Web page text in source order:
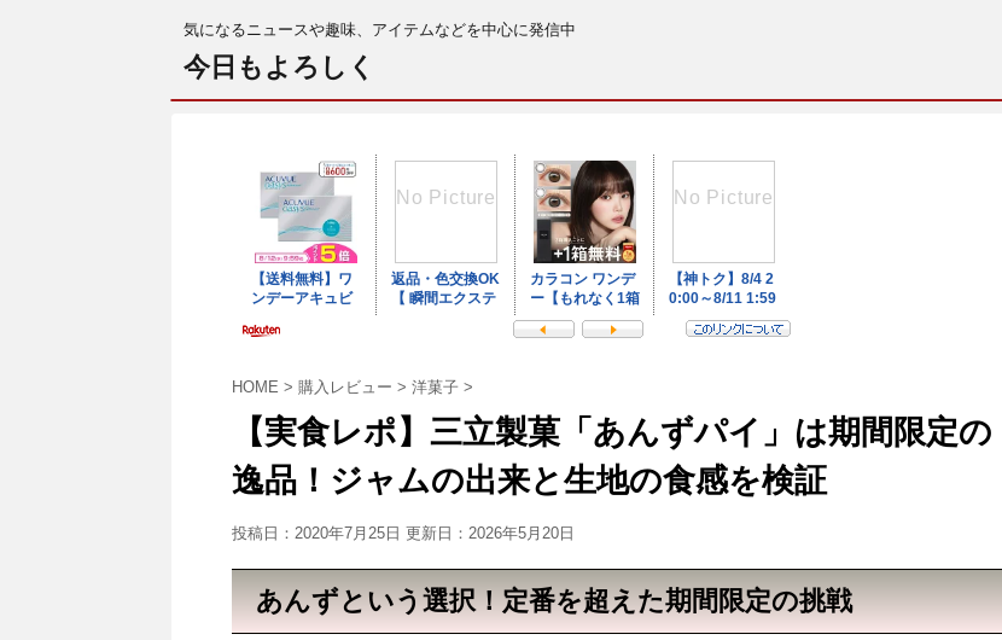
気になるニュースや趣味、アイテムなどを中心に発信中
今日もよろしく
HOME > 購入レビュー > 洋菓子 >
【実食レポ】三立製菓「あんずパイ」は期間限定の
逸品！ジャムの出来と生地の食感を検証
投稿日：2020年7月25日 更新日： 2026年5月20日
あんずという選択！定番を超えた期間限定の挑戦